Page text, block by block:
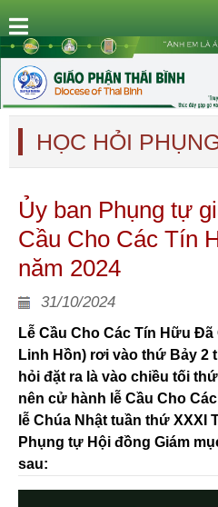
HỌC HỎI
Ủy ban Phụng tự
Cầu Cho Các Tín
năm 2024
31/10/2024
Lễ Cầu Cho Các Tín Hữu
Linh Hồn) rơi vào thứ Bảy 2
hỏi đặt ra là vào chiều tối
nên cử hành lễ Cầu Cho
lễ Chúa Nhật tuần thứ XXXI
Phụng tự Hội đồng Giám
sau: